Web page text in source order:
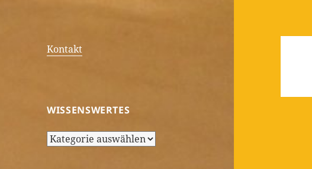
Kontakt
WISSENSWERTES
Wissenswertes